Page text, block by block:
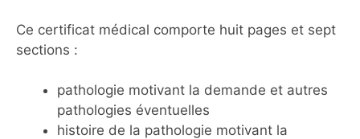
Ce certificat médical comporte huit pages et sept
sections :
pathologie motivant la demande et autres
pathologies éventuelles
histoire de la pathologie motivant la